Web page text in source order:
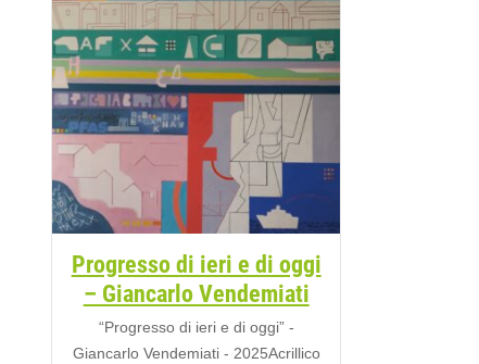
Progresso di ieri e di oggi
– Giancarlo Vendemiati
“Progresso di ieri e di oggi” -
Giancarlo Vendemiati - 2025Acrillico